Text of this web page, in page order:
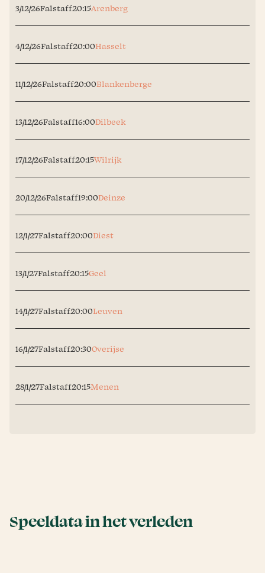
3/12/26Falstaff20:15Arenberg
4/12/26Falstaff20:00Hasselt
11/12/26Falstaff20:00Blankenberge
13/12/26Falstaff16:00Dilbeek
17/12/26Falstaff20:15Wilrijk
20/12/26Falstaff19:00Deinze
12/1/27Falstaff20:00Diest
13/1/27Falstaff20:15Geel
14/1/27Falstaff20:00Leuven
16/1/27Falstaff20:30Overijse
28/1/27Falstaff20:15Menen
Speeldata in het verleden